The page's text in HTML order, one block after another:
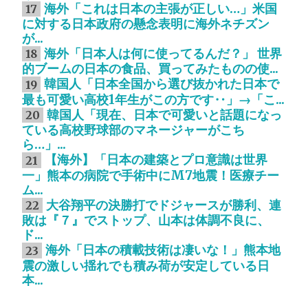
17 海外「これは日本の主張が正しい…」米国
に対する日本政府の懸念表明に海外ネチズン
が...
18 海外「日本人は何に使ってるんだ？」 世界
的ブームの日本の食品、買ってみたものの使...
19 韓国人「日本全国から選び抜かれた日本で
最も可愛い高校1年生がこの方です‥」→「こ...
20 韓国人「現在、日本で可愛いと話題になっ
ている高校野球部のマネージャーがこち
ら…」...
21
【海外】「日本の建築とプロ意識は世界
一」熊本の病院で手術中にM7地震！医療チー
ム...
22 大谷翔平の決勝打でドジャースが勝利、連
敗は『７』でストップ、山本は体調不良に、
ド...
23 海外「日本の積載技術は凄いな！」熊本地
震の激しい揺れでも積み荷が安定している日
本...